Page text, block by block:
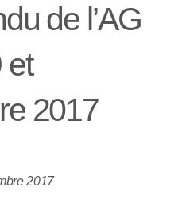
de l’AG
et
2017
2017